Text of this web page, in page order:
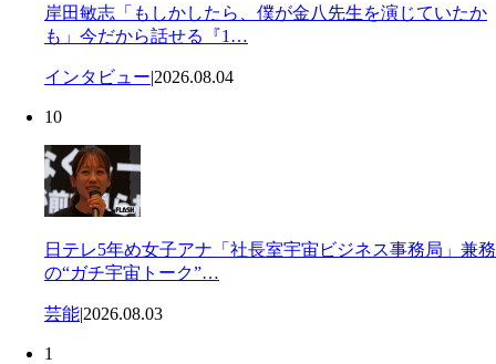
岸田敏志「もしかしたら、僕が金八先生を演じていたか
も」今だから話せる『1…
インタビュー|2026.08.04
10
日テレ5年め女子アナ「社長室宇宙ビジネス事務局」兼務
の“ガチ宇宙トーク”…
芸能|2026.08.03
1